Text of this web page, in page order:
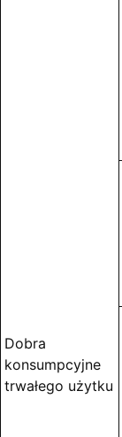
Dobra
konsumpcyjne
trwałego użytku